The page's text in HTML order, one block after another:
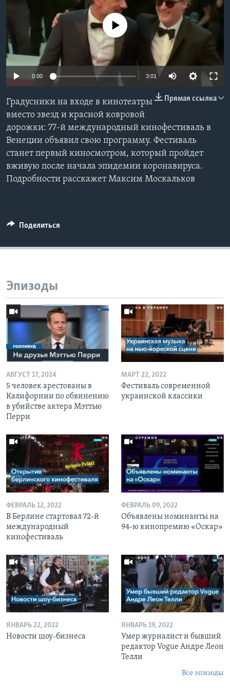
Learning English
СОЦИАЛЬНЫЕ СЕТИ
No media source currently available
0:00 3:01
Прямая ссылка
Градусники на входе в кинотеатры
вместо звезд и красной ковровой
дорожки: 77-й международный кинофестиваль в
Венеции объявил свою программу. Фестиваль
станет первый киносмотром, который пройдет
вживую после начала эпидемии коронавируса.
Подробности расскажет Максим Москальков
Поделиться
Эпизоды
АВГУСТ 17, 2024
5 человек арестованы в
Калифорнии по обвинению
в убийстве актера Мэттью
Перри
МАРТ 22, 2022
Фестиваль современной
украинской классики
ФЕВРАЛЬ 12, 2022
В Берлине стартовал 72-й
международный
кинофестиваль
ФЕВРАЛЬ 09, 2022
Объявлены номинанты на
94-ю кинопремию «Оскар»
ЯНВАРЬ 22, 2022
Новости шоу-бизнеса
ЯНВАРЬ 19, 2022
Умер журналист и бывший
редактор Vogue Андре Леон
Телли
Все эпизоды